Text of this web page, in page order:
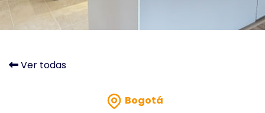
Ver todas
Bogotá